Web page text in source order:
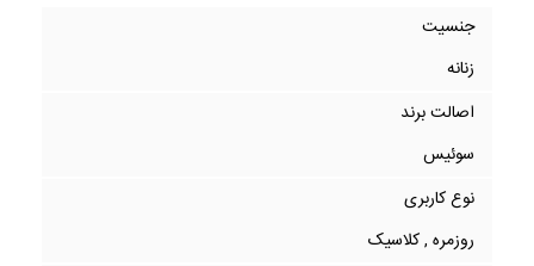
جنسیت
زنانه
اصالت برند
سوئیس
نوع کاربری
روزمره , کلاسیک